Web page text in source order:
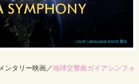
ンタリー映画／地球交響曲ガイアシンフォ